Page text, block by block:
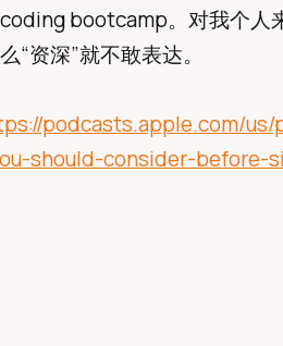
bootcamp。对我个人
“资深”就不敢表达。
podcasts.apple.com/
should-consider-before-